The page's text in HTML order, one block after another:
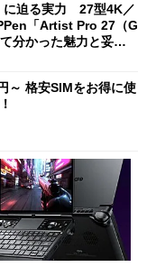
迫る実力 27型4K／
「Artist Pro 27（G
分かった魅力と妥協
～ 格安SIMをお得に使